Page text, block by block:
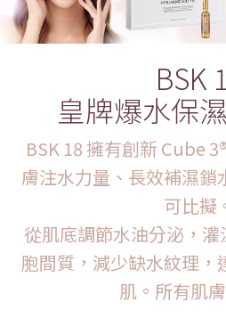
BSK
皇牌爆水保
BSK 18 擁有創新 Cube
膚注水力量、長效補濕鎖
可比擬
從肌底調節水油分泌，
胞間質，減少缺水紋理，
肌。所有肌